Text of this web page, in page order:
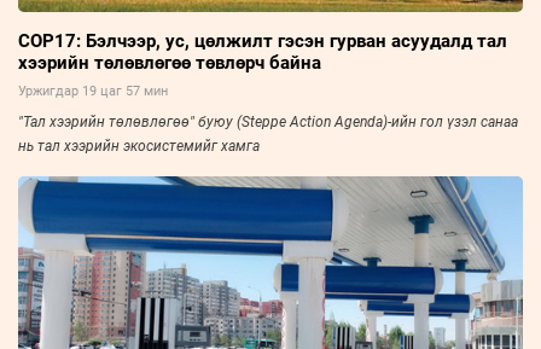
COP17: Бэлчээр, ус, цөлжилт гэсэн гурван асуудалд тал
хээрийн төлөвлөгөө төвлөрч байна
Уржигдар 19 цаг 57 мин
"Тал хээрийн төлөвлөгөө" буюу (Steppe Action Agenda)-ийн гол үзэл санаа
нь тал хээрийн экосистемийг хамга